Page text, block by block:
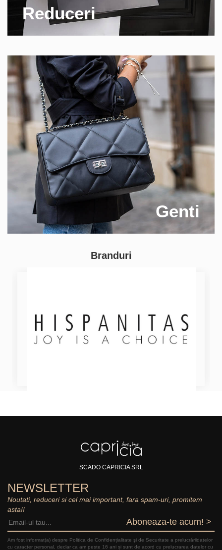
Reduceri
Genti
Branduri
SCADO CAPRICIA SRL
NEWSLETTER
Noutati, reduceri si cel mai important, fara spam-uri, promitem
asta!!
Aboneaza-te acum! >
Am fost informat(a) despre Politica de Confidențialitate şi de Securitate a prelucrăriidatelor
cu caracter personal, declar ca am peste 16 ani și sunt de acord cu prelucrarea datelor cu